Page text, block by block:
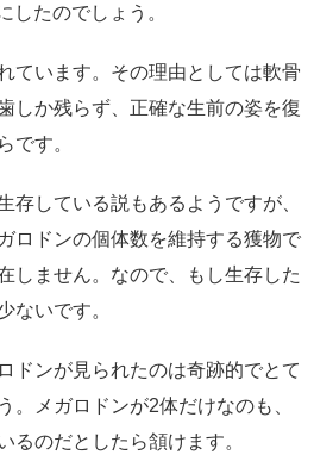
したのでしょう。
ています。その理由としては軟骨
しか残らず、正確な生前の姿を復
です。
存している説もあるようですが、
ロドンの個体数を維持する獲物で
しません。なので、もし生存した
ないです。
ドンが見られたのは奇跡的でとて
。メガロドンが2体だけなのも、
るのだとしたら頷けます。